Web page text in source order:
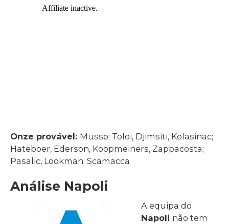
Onze provável: Musso; Toloi, Djimsiti, Kolasinac;
Hateboer, Ederson, Koopmeiners, Zappacosta;
Pasalic, Lookman; Scamacca
Análise Napoli
A equipa do
Napoli não tem